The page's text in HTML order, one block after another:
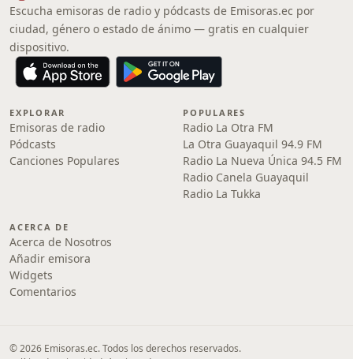
Escucha emisoras de radio y pódcasts de Emisoras.ec por
ciudad, género o estado de ánimo — gratis en cualquier
dispositivo.
EXPLORAR
Emisoras de radio
Pódcasts
Canciones Populares
POPULARES
Radio La Otra FM
La Otra Guayaquil 94.9 FM
Radio La Nueva Única 94.5 FM
Radio Canela Guayaquil
Radio La Tukka
ACERCA DE
Acerca de Nosotros
Añadir emisora
Widgets
Comentarios
© 2026 Emisoras.ec. Todos los derechos reservados.